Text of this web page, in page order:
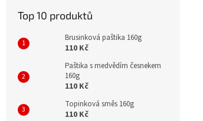
Top 10 produktů
Brusinková paštika 160g
110 Kč
Paštika s medvědím česnekem
160g
110 Kč
Topinková směs 160g
110 Kč